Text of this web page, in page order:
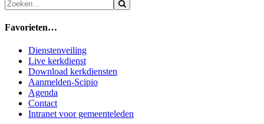
Favorieten…
Dienstenveiling
Live kerkdienst
Download kerkdiensten
Aanmelden-Scipio
Agenda
Contact
Intranet voor gemeenteleden